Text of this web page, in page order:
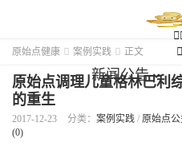


新闻公告
原始点健康  案例实践  正文
原始点调理儿童格林巴利
的重生
2017-12-23 分类： 案例实践 / 原始点公
(0)